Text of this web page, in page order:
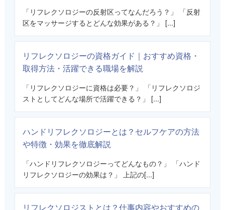
「リフレクソロジーの反射区ってなんだろう？」 「反射
区をマッサージするとどんな効果がある？」 [...]
リフレクソロジーの資格ガイド｜おすすめ資格・
取得方法・活躍できる職場を解説
「リフレクソロジーに資格は必要？」 「リフレクソロジ
ストとしてどんな場所で活躍できる？」 [...]
ハンドリフレクソロジーとは？セルフケアの方法
や特徴・効果を徹底解説
「ハンドリフレクソロジーってどんなもの？」 「ハンド
リフレクソロジーの効果は？」 上記の[...]
リフレクソロジストとは？仕事内容やおすすめの